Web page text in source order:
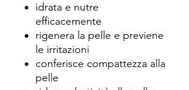
idrata e nutre
efficacemente
rigenera la pelle e previene
le irritazioni
conferisce compattezza alla
pelle